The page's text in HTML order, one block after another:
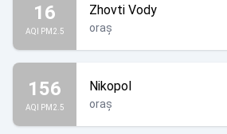
16
AQI PM2.5
Zhovti Vody
oraș
156
AQI PM2.5
Nikopol
oraș